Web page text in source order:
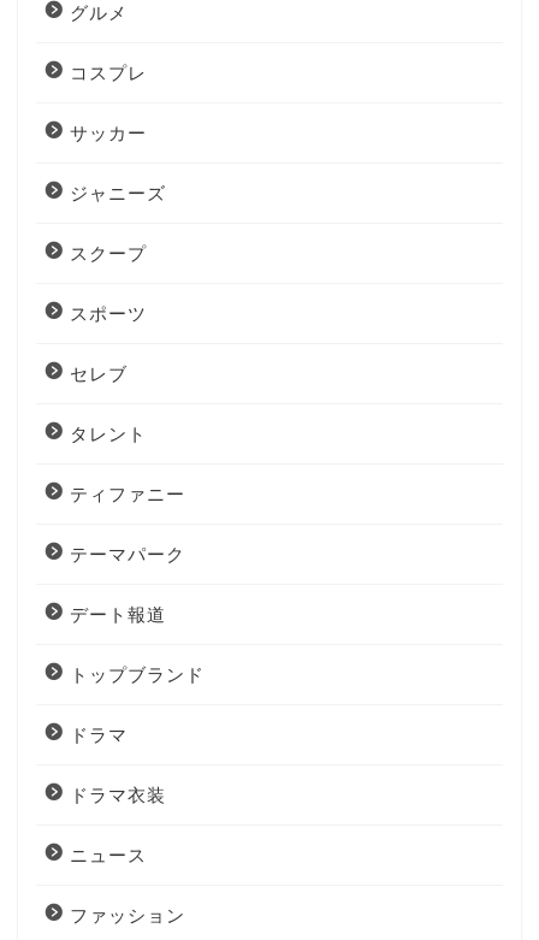
グルメ
コスプレ
サッカー
ジャニーズ
スクープ
スポーツ
セレブ
タレント
ティファニー
テーマパーク
デート報道
トップブランド
ドラマ
ドラマ衣装
ニュース
ファッション